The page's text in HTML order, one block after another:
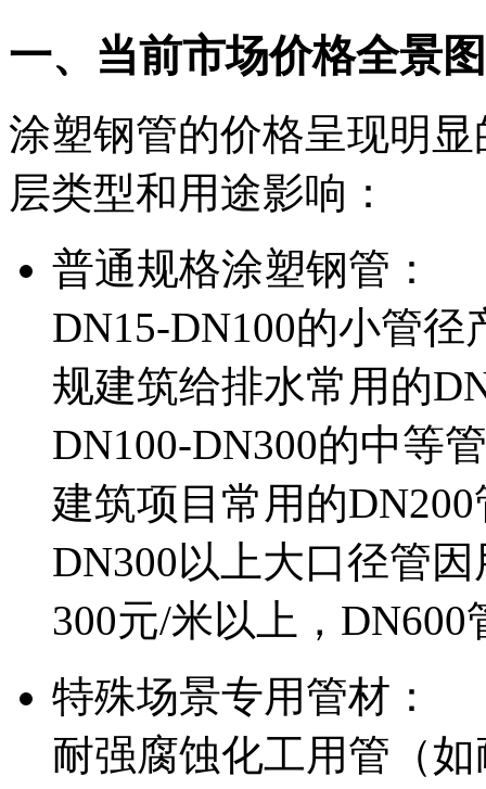
一、当前市场价格全景
涂塑钢管的价格呈现明
层类型和用途影响：
普通规格涂塑钢管：
DN15-DN100的小管
规建筑给排水常用的
DN100-DN300的中等
建筑项目常用的
DN300以上大口径管
300元/米以上，
特殊场景专用管材：
耐强腐蚀化工用管（